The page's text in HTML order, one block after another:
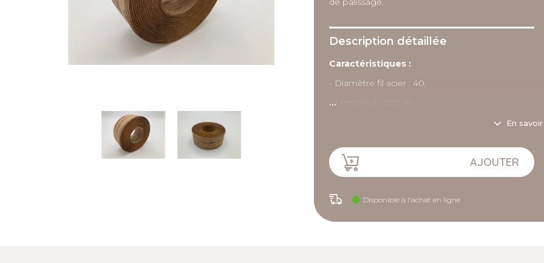
Description détaillée
Caractéristiques :
- Diamètre fil acier : 40,
- Longueur : 200 m,
...
En
AJOUTER
Disponible à l'achat en ligne